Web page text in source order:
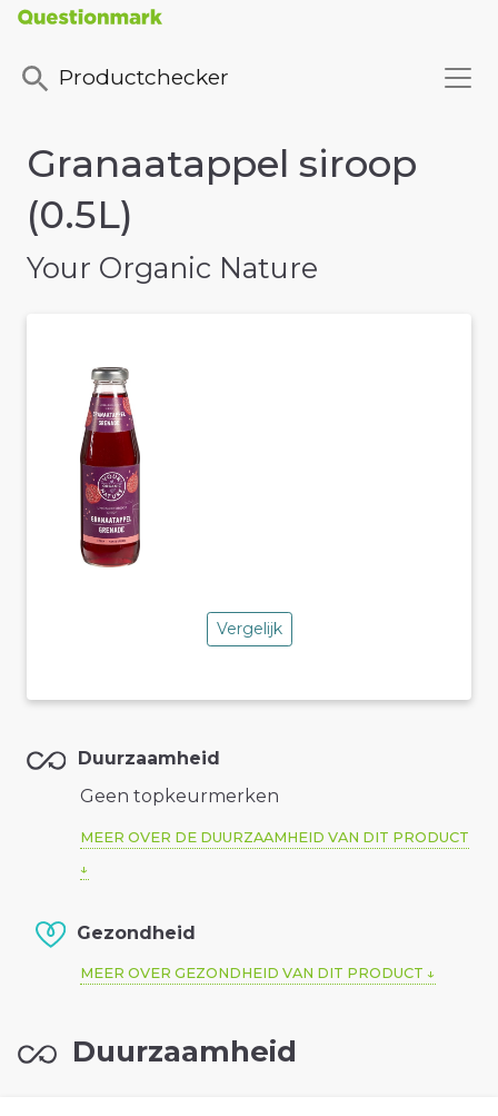
Productchecker
Granaatappel siroop
(0.5L)
Your Organic Nature
Vergelijk
Duurzaamheid
Geen topkeurmerken
MEER OVER DE DUURZAAMHEID VAN DIT PRODUCT
Gezondheid
MEER OVER GEZONDHEID VAN DIT PRODUCT
Duurzaamheid